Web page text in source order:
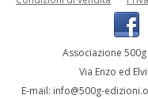
Associazione
Via Enzo ed
E-mail: info@500g-